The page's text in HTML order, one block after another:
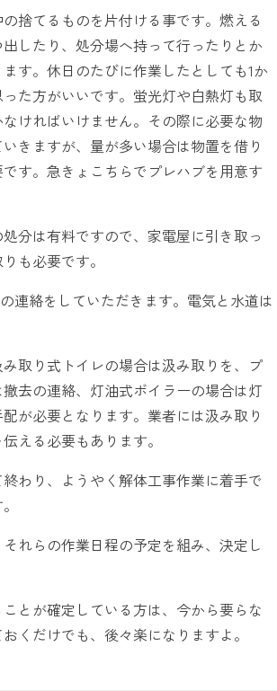
捨てるものを片付ける事です。燃える
したり、処分場へ持って行ったりとか
す。休日のたびに作業したとしても1か
た方がいいです。蛍光灯や白熱灯も取
ければいけません。その際に必要な物
きますが、量が多い場合は物置を借り
す。急きょこちらでプレハブを用意す
分は有料ですので、家電屋に引き取っ
も必要です。
連絡をしていただきます。電気と水道は
取り式トイレの場合は汲み取りを、プ
去の連絡、灯油式ボイラーの場合は灯
が必要となります。業者には汲み取り
える必要もあります。
わり、ようやく解体工事作業に着手で
れらの作業日程の予定を組み、決定し
とが確定している方は、今から要らな
くだけでも、後々楽になりますよ。